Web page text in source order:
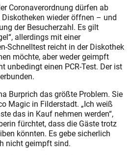
Coronaverordnung dürfen ab
wieder öffnen – und
der Besucherzahl. Es gilt
allerdings mit einer
Schnelltest reicht in der Diskothek
möchte, aber weder geimpft
unbedingt einen PCR-Test. Der ist
Burprich das größte Problem. Sie
Magic in Filderstadt. „Ich weiß
das in Kauf nehmen werden“,
fürchtet, dass die Gäste trotz
könnten. Es gebe sicherlich
nicht geimpft sind.